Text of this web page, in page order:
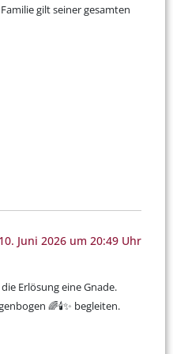
gilt seiner gesamten
10. Juni 2026 um 20:49 Uhr
Erlösung eine Gnade.
🌈🕯️✨ begleiten.